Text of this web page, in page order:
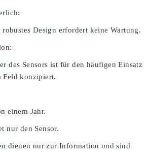
Design erfordert keine Wartung.
des Sensors ist für den häufigen Einsatz
Feld konzipiert.
einem Jahr.
nur den Sensor.
dienen nur zur Information und sind